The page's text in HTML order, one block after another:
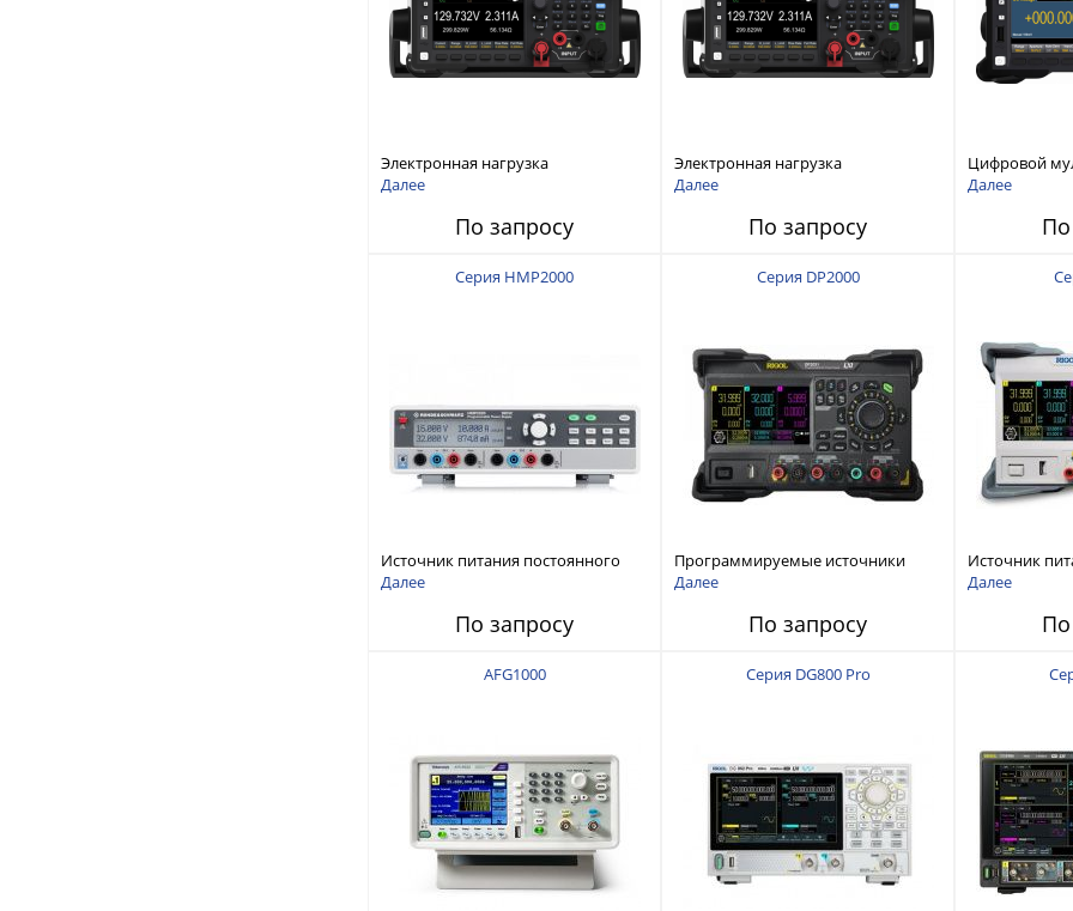
Электронная нагрузка
постоянного тока, одноканальная,
Далее
По запросу
Электронная нагрузка
постоянного тока, одноканальная,
Далее
По запросу
Цифровой
разрядностью
Далее
По
Серия HMP2000
Источник питания постоянного
тока
Далее
По запросу
Серия DP2000
Программируемые источники
питания постоянного тока с
Далее
По запросу
Источник
тока с
Далее
По
AFG1000 Серия DG800 Pro